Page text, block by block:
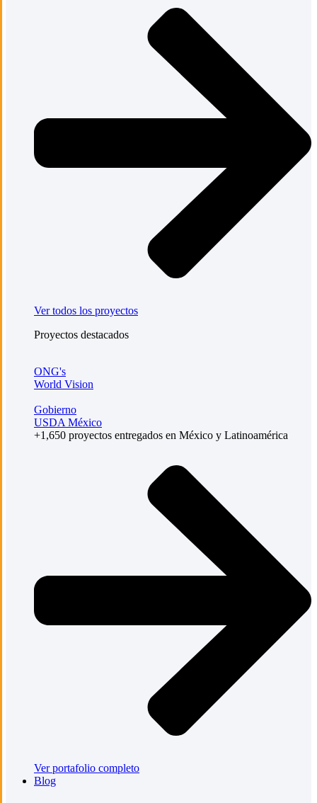
Ver todos los proyectos
Proyectos destacados
ONG's
World Vision
Gobierno
USDA México
+1,650 proyectos entregados en México y Latinoamérica
Ver portafolio completo
Blog